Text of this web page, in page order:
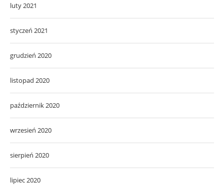
luty 2021
styczeń 2021
grudzień 2020
listopad 2020
październik 2020
wrzesień 2020
sierpień 2020
lipiec 2020